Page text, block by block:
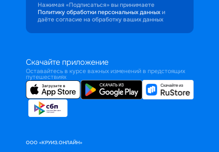
Нажимая «Подписаться» вы принимаете
Политику обработки персональных данных и
даёте согласие на обработку ваших данных
Скачайте приложение
Оставайтесь в курсе важных изменений в предстоящих
путешествиях
ООО «КРУИЗ.ОНЛАЙН»